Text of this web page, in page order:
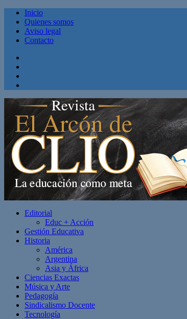
Inicio
Quienes somos
Aviso legal
Contacto
Editorial
Educ + Acción
Gestión Educativa
Historia
América
Argentina
Asia y África
Ciencias Exactas
Música y Arte
Pedagogía
Sindicalismo Docente
Tecnología